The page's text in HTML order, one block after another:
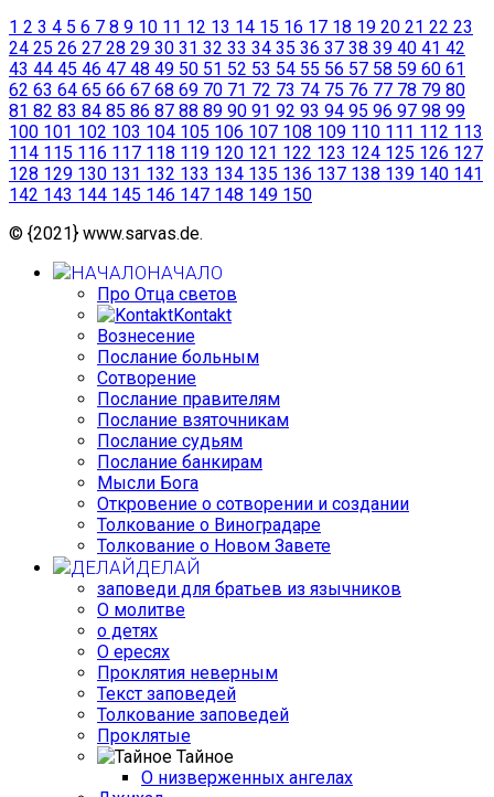
1 2 3 4 5 6 7 8 9 10 11 12 13 14 15 16 17 18 19 20 21 22 23
24 25 26 27 28 29 30 31 32 33 34 35 36 37 38 39 40 41 42
43 44 45 46 47 48 49 50 51 52 53 54 55 56 57 58 59 60 61
62 63 64 65 66 67 68 69 70 71 72 73 74 75 76 77 78 79 80
81 82 83 84 85 86 87 88 89 90 91 92 93 94 95 96 97 98 99
100 101 102 103 104 105 106 107 108 109 110 111 112 113
114 115 116 117 118 119 120 121 122 123 124 125 126 127
128 129 130 131 132 133 134 135 136 137 138 139 140 141
142 143 144 145 146 147 148 149 150
© {2021} www.sarvas.de.
НАЧАЛО
Про Отца светов
Kontakt
Вознесение
Послание больным
Сотворение
Послание правителям
Послание взяточникам
Послание судьям
Послание банкирам
Мысли Бога
Откровение о сотворении и создании
Толкование о Виноградаре
Толкование о Новом Завете
ДЕЛАЙ
заповеди для братьев из язычников
О молитве
о детях
О ересях
Проклятия неверным
Текст заповедей
Толкование заповедей
Проклятые
Тайное
О низверженных ангелах